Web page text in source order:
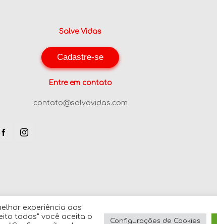
Salve Vidas
Cadastre-se
Entre em contato
contato@salvovidas.com
experiência aos
todos" você aceita o
Configurações de Cookies